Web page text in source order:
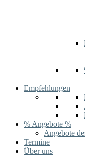
Empfehlungen
% Angebote %
Angebote
Termine
Über uns